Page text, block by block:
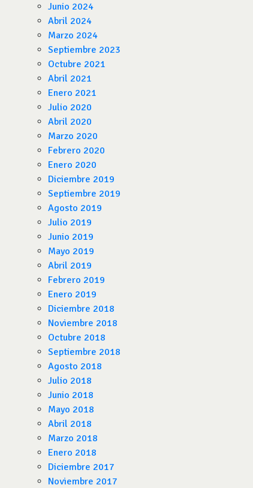
Junio 2024
Abril 2024
Marzo 2024
Septiembre 2023
Octubre 2021
Abril 2021
Enero 2021
Julio 2020
Abril 2020
Marzo 2020
Febrero 2020
Enero 2020
Diciembre 2019
Septiembre 2019
Agosto 2019
Julio 2019
Junio 2019
Mayo 2019
Abril 2019
Febrero 2019
Enero 2019
Diciembre 2018
Noviembre 2018
Octubre 2018
Septiembre 2018
Agosto 2018
Julio 2018
Junio 2018
Mayo 2018
Abril 2018
Marzo 2018
Enero 2018
Diciembre 2017
Noviembre 2017